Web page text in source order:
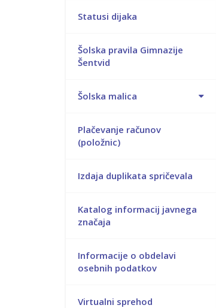
Statusi dijaka
Šolska pravila Gimnazije
Šentvid
Šolska malica
Plačevanje računov
(položnic)
Izdaja duplikata spričevala
Katalog informacij javnega
značaja
Informacije o obdelavi
osebnih podatkov
Virtualni sprehod